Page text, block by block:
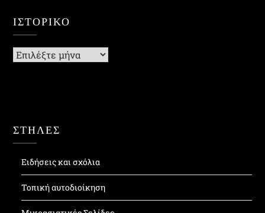
ΙΣΤΟΡΙΚΌ
Ιστορικό
ΣΤΗΛΕΣ
Ειδήσεις και σχόλια
Τοπική αυτοδιοίκηση